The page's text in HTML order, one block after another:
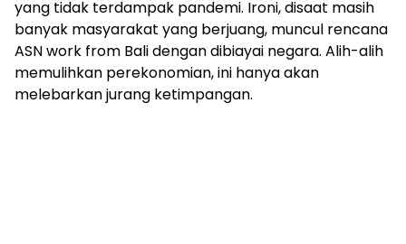
yang tidak terdampak pandemi. Ironi, disaat masih
banyak masyarakat yang berjuang, muncul rencana
ASN work from Bali dengan dibiayai negara. Alih-alih
memulihkan perekonomian, ini hanya akan
melebarkan jurang ketimpangan.